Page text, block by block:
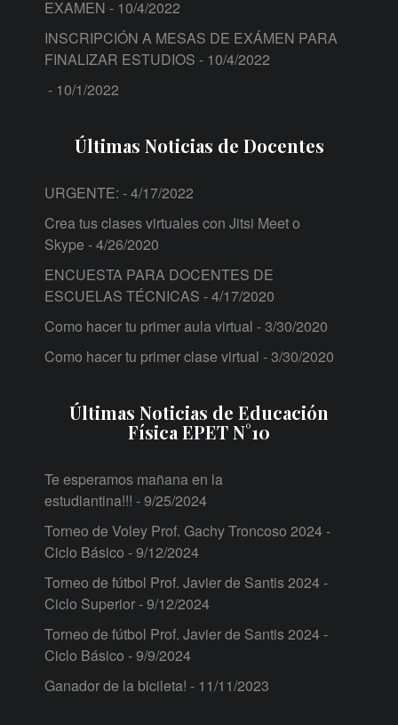
EXAMEN - 10/4/2022
INSCRIPCIÓN A MESAS DE EXÁMEN PARA
FINALIZAR ESTUDIOS - 10/4/2022
- 10/1/2022
Últimas Noticias de Docentes
URGENTE: - 4/17/2022
Crea tus clases virtuales con Jitsi Meet o
Skype - 4/26/2020
ENCUESTA PARA DOCENTES DE
ESCUELAS TÉCNICAS - 4/17/2020
Como hacer tu primer aula virtual - 3/30/2020
Como hacer tu primer clase virtual - 3/30/2020
Últimas Noticias de Educación
Física EPET N°10
Te esperamos mañana en la
estudiantina!!! - 9/25/2024
Torneo de Voley Prof. Gachy Troncoso 2024 -
Ciclo Básico - 9/12/2024
Torneo de fútbol Prof. Javier de Santis 2024 -
Ciclo Superior- 9/12/2024
Torneo de fútbol Prof. Javier de Santis 2024 -
Ciclo Básico - 9/9/2024
Ganador de la bicileta! - 11/11/2023